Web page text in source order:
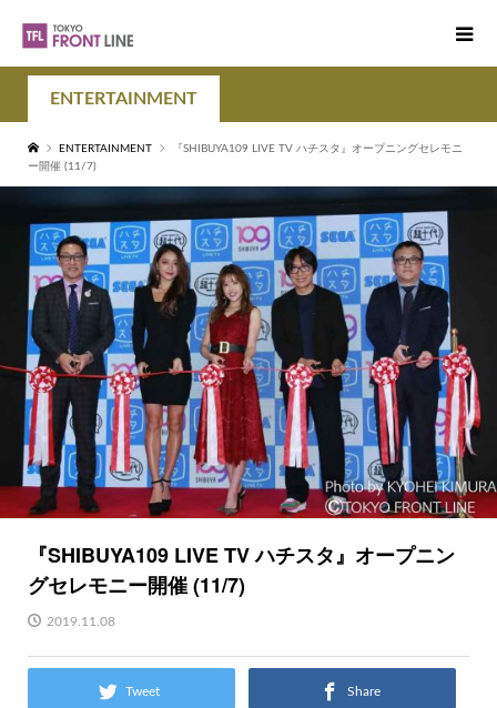
ENTERTAINMENT
ENTERTAINMENT
『SHIBUYA109 LIVE TV ハチスタ』オープニングセレモニ
ー開催 (11/7)
『SHIBUYA109 LIVE TV ハチスタ』オープニン
グセレモニー開催 (11/7)
2019.11.08
Tweet Share